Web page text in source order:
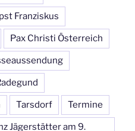
Franziskus
Pax Christi Österreich
Tarsdorf Termine
Jägerstätter am 9.